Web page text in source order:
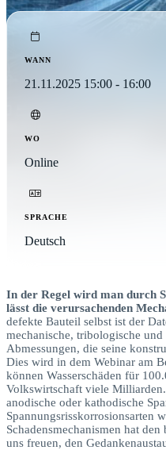
WANN
21.11.2025 15:00 - 16:00
WO
Online
SPRACHE
Deutsch
In der Regel wird man durch
lässt die verursachenden
defekte Bauteil selbst ist der
mechanische, tribologische
Abmessungen, die seine
Dies wird in dem Webinar am
können Wasserschäden für
Volkswirtschaft viele
anodische oder kathodische
Spannungsrisskorrosionsarten
Schadensmechanismen hat
uns freuen, den